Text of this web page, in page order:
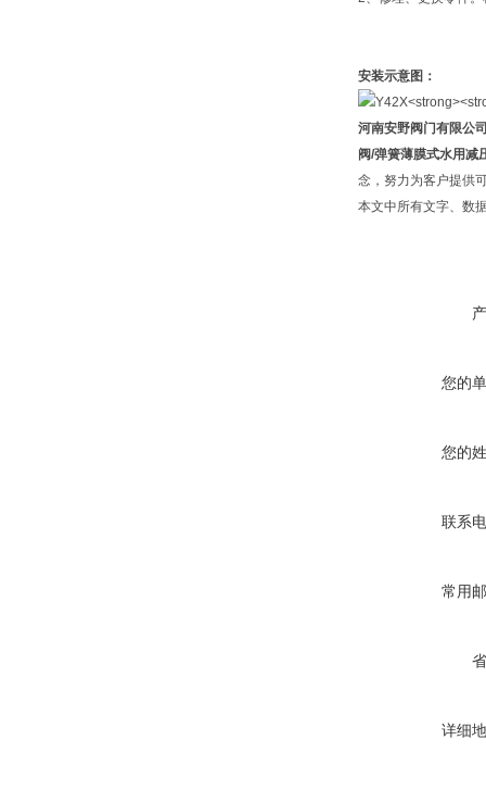
安装示意图：
河南安野阀门有限公
阀/弹簧薄膜式水用减
念，努力为客户提供
本文中所有文字、数
您的
您的
联系
常用
详细